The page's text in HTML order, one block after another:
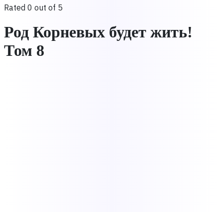
Rated 0 out of 5
Род Корневых будет жить!
Том 8